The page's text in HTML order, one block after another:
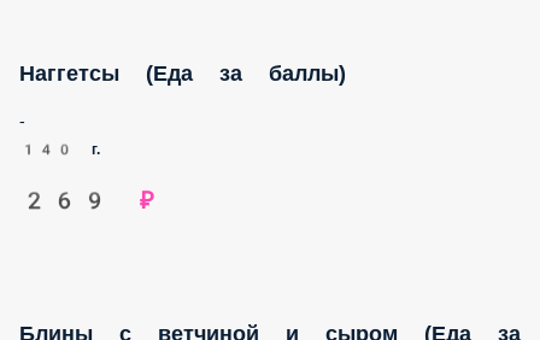
Наггетсы (Еда за баллы)
140 г.
269 ₽
Блины с ветчиной и сыром (Еда за баллы)